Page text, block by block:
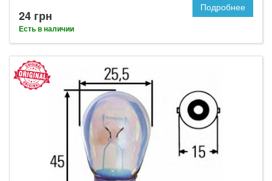
24 грн
Есть в наличии
Подробнее